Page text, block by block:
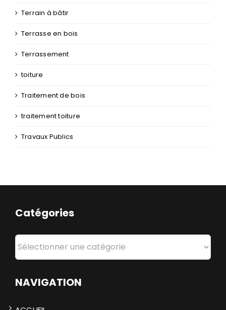
Terrain à bâtir
Terrasse en bois
Terrassement
toiture
Traitement de bois
traitement toiture
Travaux Publics
Catégories
Catégories
NAVIGATION